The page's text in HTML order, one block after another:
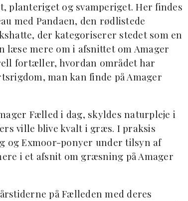
planteriget og svamperiget. Her findes
med Pandaen, den rødlistede
der kategoriserer stedet som en
læse mere om i afsnittet om Amager
fortæller, hvordan området har
man kan finde på Amager
Fælled i dag, skyldes naturpleje i
ville blive kvalt i græs. I praksis
og Exmoor-ponyer under tilsyn af
i et afsnit om græsning på Amager
på Fælleden med deres